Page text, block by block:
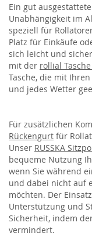
Ein gut
Unabhängigkeit im
speziell für
Platz für Einkäufe
sich leicht und
mit der rollial
Tasche, die mit
und jedes Wetter
Für zusätzlichen
Rückengurt für
Unser RUSSKA
bequeme Nutzung
wenn Sie während
und dabei nicht auf
möchten. Der
Unterstützung und
Sicherheit, indem
vermindert.